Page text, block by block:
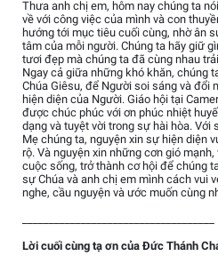
Thưa anh chị em, hôm nay chúng ta
về với công việc của mình và con
hướng tới mục tiêu cuối cùng, nhờ ân
tâm của mỗi người. Chúng ta hãy giữ
tươi đẹp mà chúng ta đã cùng nhau
Ngay cả giữa những khó khăn, chúng
Chúa Giêsu, để Người soi sáng và đổi
hiện diện của Người. Giáo hội tại
được chúc phúc với ơn phúc nhiệt
dạng và tuyệt vời trong sự hài hòa.
Mẹ chúng ta, nguyện xin sự hiện diện
rộ. Và nguyện xin những cơn gió
cuộc sống, trở thành cơ hội để chúng
sự Chúa và anh chị em mình cách vui
nghe, cầu nguyện và ước muốn cùng
Lời cuối cùng tạ ơn của Đức Thánh